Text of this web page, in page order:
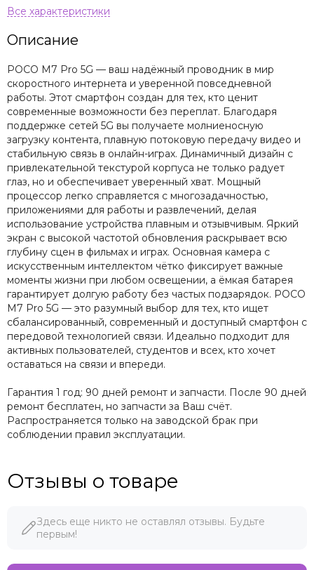
Описание
POCO M7 Pro 5G — ваш надёжный проводник в мир
скоростного интернета и уверенной повседневной
работы. Этот смартфон создан для тех, кто ценит
современные возможности без переплат. Благодаря
поддержке сетей 5G вы получаете молниеносную
загрузку контента, плавную потоковую передачу видео и
стабильную связь в онлайн-играх. Динамичный дизайн с
привлекательной текстурой корпуса не только радует
глаз, но и обеспечивает уверенный хват. Мощный
процессор легко справляется с многозадачностью,
приложениями для работы и развлечений, делая
использование устройства плавным и отзывчивым. Яркий
экран с высокой частотой обновления раскрывает всю
глубину сцен в фильмах и играх. Основная камера с
искусственным интеллектом чётко фиксирует важные
моменты жизни при любом освещении, а ёмкая батарея
гарантирует долгую работу без частых подзарядок. POCO
M7 Pro 5G — это разумный выбор для тех, кто ищет
сбалансированный, современный и доступный смартфон с
передовой технологией связи. Идеально подходит для
активных пользователей, студентов и всех, кто хочет
оставаться на связи и впереди.
Гарантия 1 год: 90 дней ремонт и запчасти. После 90 дней
ремонт бесплатен, но запчасти за Ваш счёт.
Распространяется только на заводской брак при
соблюдении правил эксплуатации.
Отзывы о товаре
Здесь еще никто не оставлял отзывы. Будьте
первым!